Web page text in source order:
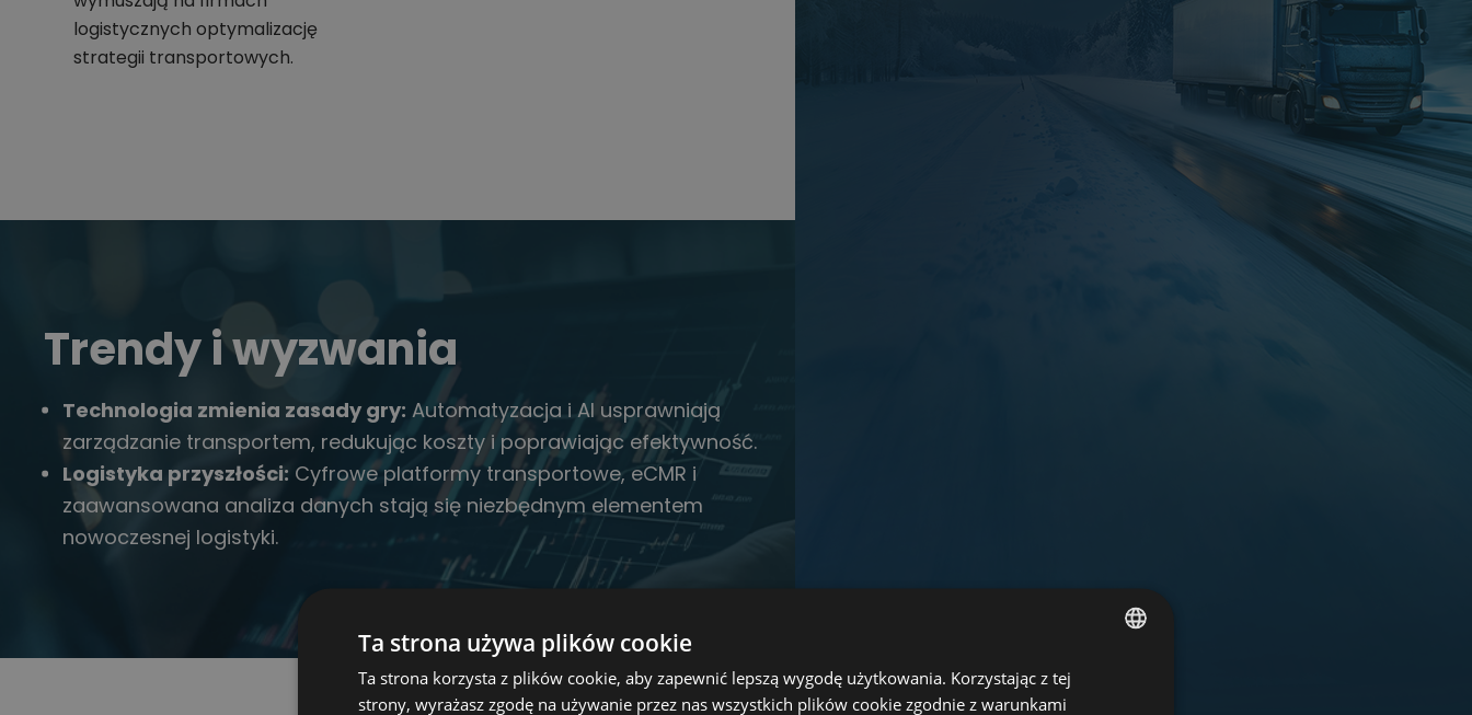
logistycznych optymalizację
strategii transportowych.
Trendy i wyzwania
Technologia zmienia zasady gry: Automatyzacja i AI usprawniają
zarządzanie transportem, redukując koszty i poprawiając efektywność.
Logistyka przyszłości: Cyfrowe platformy transportowe, eCMR i
zaawansowana analiza danych stają się niezbędnym elementem
nowoczesnej logistyki.
POLISH
Ta strona używa plików cookie
Ta strona korzysta z plików cookie, aby zapewnić lepszą wygodę użytkowania. Korzystając z tej
strony, wyrażasz zgodę na używanie przez nas wszystkich plików cookie zgodnie z warunkami